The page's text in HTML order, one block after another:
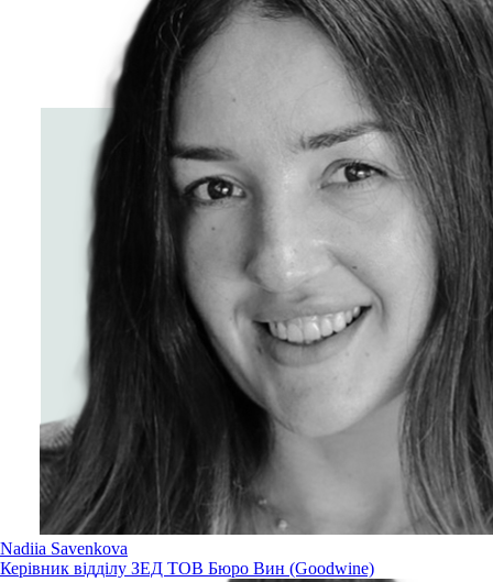
Nadiia Savenkova
Керівник відділу ЗЕД ТОВ Бюро Вин (Goodwine)